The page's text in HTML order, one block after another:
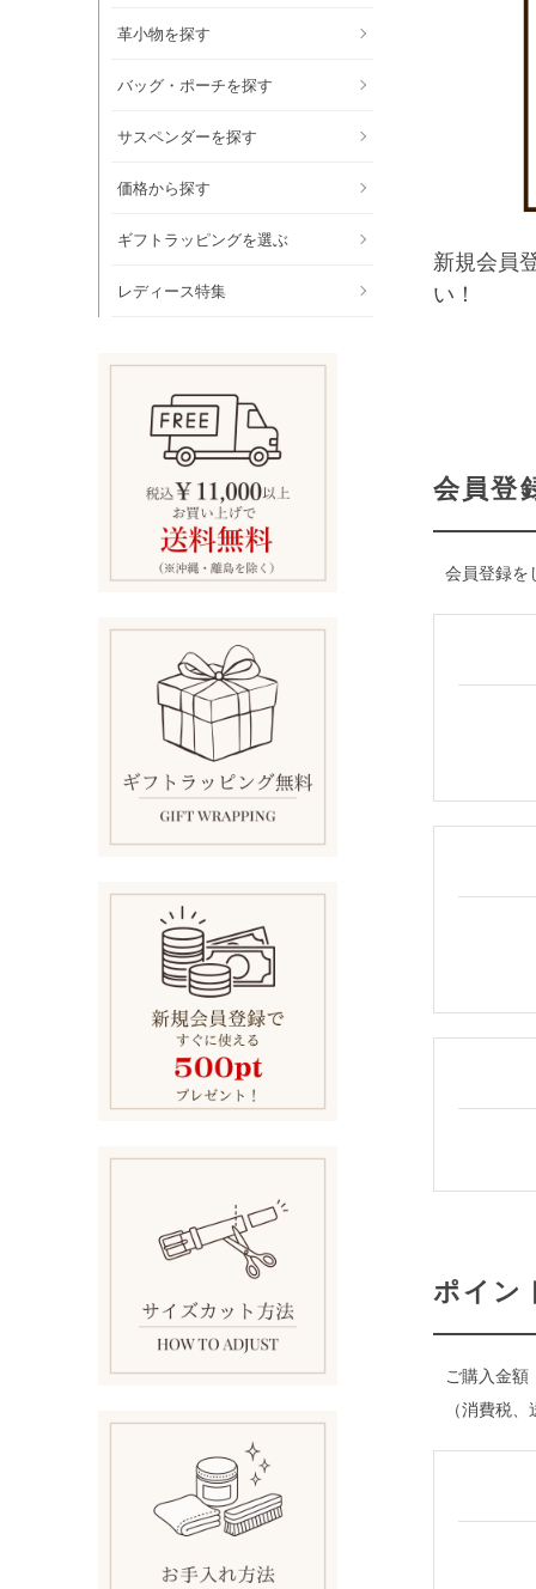
革小物を探す
バッグ・ポーチを探す
サスペンダーを探す
価格から探す
ギフトラッピングを選ぶ
レディース特集
新規会員
い！
会員登
会員登録を
ポイン
ご購入金額
（消費税